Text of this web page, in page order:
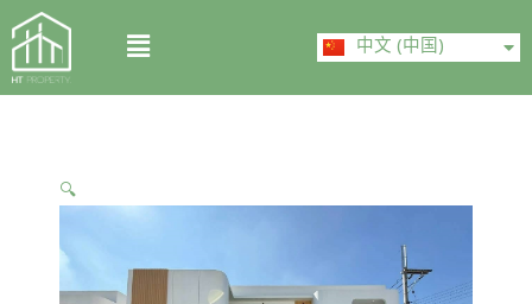
Skip
to
content
Menu 中文 (中国)
English
🔍